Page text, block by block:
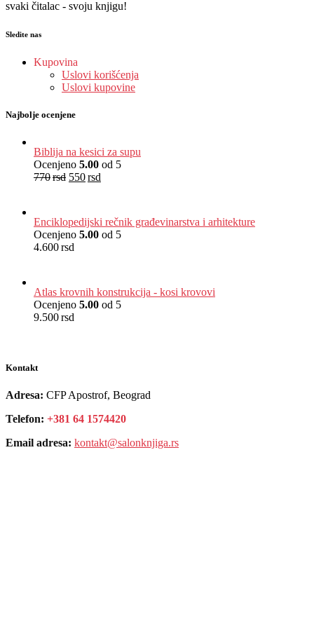
svaki čitalac - svoju knjigu!
Sledite nas
Kupovina
Uslovi korišćenja
Uslovi kupovine
Najbolje ocenjene
Biblija na kesici za supu
Ocenjeno 5.00 od 5
770rsd 550rsd
Enciklopedijski rečnik građevinarstva i arhitekture
Ocenjeno 5.00 od 5
4.600rsd
Atlas krovnih konstrukcija - kosi krovovi
Ocenjeno 5.00 od 5
9.500rsd
Kontakt
Adresa: CFP Apostrof, Beograd
Telefon: +381 64 1574420
Email adresa: kontakt@salonknjiga.rs